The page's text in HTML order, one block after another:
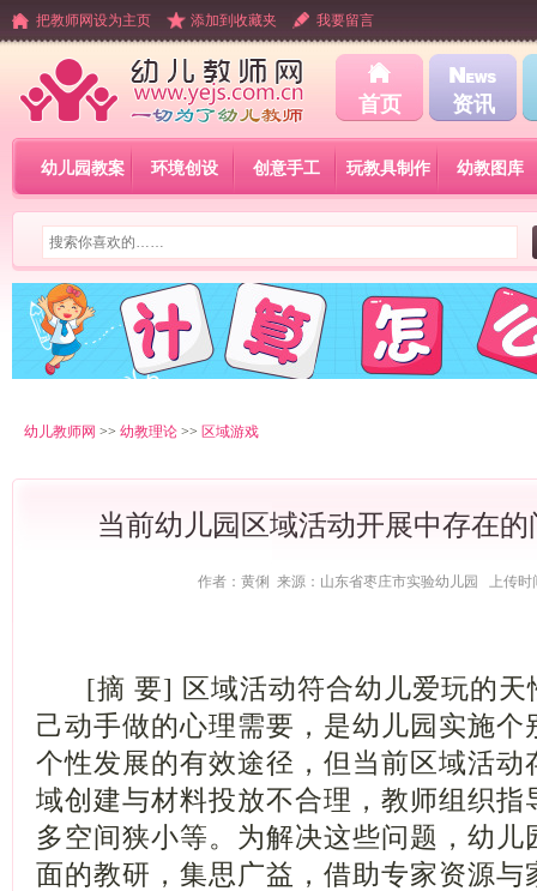
把教师网设为主页 添加到收藏夹 我要留言
首页 资讯
幼儿园教案 环境创设 创意手工 玩教具制作 幼教图库
幼儿教师网 >> 幼教理论 >> 区域游戏
当前幼儿园区域活动开展中存在
作者：黄俐 来源：山东省枣庄市实验幼儿园 上传时
[摘 要] 区域活动符合幼儿爱玩的天
己动手做的心理需要，是幼儿园实施个
个性发展的有效途径，但当前区域活动
域创建与材料投放不合理，教师组织指
多空间狭小等。为解决这些问题，幼
面的教研，集思广益，借助专家资源与